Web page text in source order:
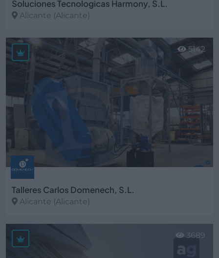
Soluciones Tecnologicas Harmony, S.L.
Alicante (Alicante)
Ver más
Talleres Carlos Domenech, S.L.
Alicante (Alicante)
Ver más
5142
3689